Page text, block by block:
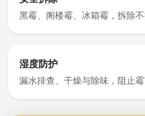
黑霉、阁楼霉、冰箱霉，拆除不
湿度防护
漏水排查、干燥与除味，阻止霉